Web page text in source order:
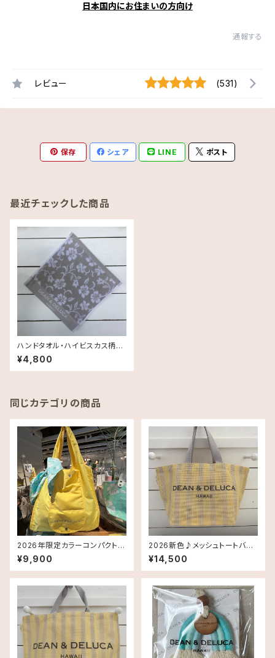
日本国内にお住まいの方向け
通報する
レビュー (531)
保存 シェア LINE ポスト
最近チェックした商品
ハンドタオル・ハイビスカス柄《H
AWAII限定》DEAN＆DELUCA
HAWAII ディーン＆デルーカ1枚
¥4,800
同じカテゴリの商品
2026年限定カラーコンパクトエ
コバッグ《ハワイ限定》Dean &
DeLuca ディーンアンドデルー
カ Shopping Bag
¥9,900
2026新色♪メッシュトートバッ
グ Smallサイズ《HAWAII限
定》DEAN＆DELUCA ディーン
＆デルーカ ハワイ 送料無料
¥14,500